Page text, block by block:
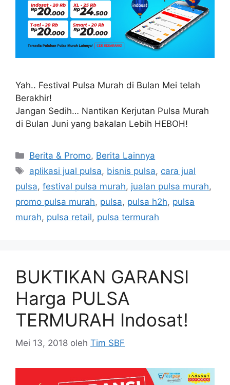
Yah.. Festival Pulsa Murah di Bulan Mei telah
Berakhir!
Jangan Sedih… Nantikan Kerjutan Pulsa Murah
di Bulan Juni yang bakalan Lebih HEBOH!
Berita & Promo, Berita Lainnya
aplikasi jual pulsa, bisnis pulsa, cara jual
pulsa, festival pulsa murah, jualan pulsa murah,
promo pulsa murah, pulsa, pulsa h2h, pulsa
murah, pulsa retail, pulsa termurah
BUKTIKAN GARANSI
Harga PULSA
TERMURAH Indosat!
Mei 13, 2018 oleh Tim SBF